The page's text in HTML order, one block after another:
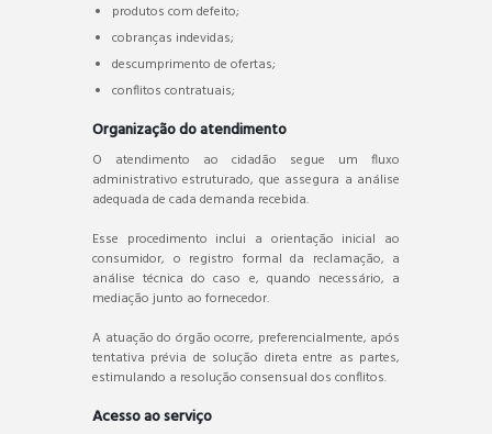
produtos com defeito;
cobranças indevidas;
descumprimento de ofertas;
conflitos contratuais;
Organização do atendimento
O atendimento ao cidadão segue um fluxo
administrativo estruturado, que assegura a análise
adequada de cada demanda recebida.
Esse procedimento inclui a orientação inicial ao
consumidor, o registro formal da reclamação, a
análise técnica do caso e, quando necessário, a
mediação junto ao fornecedor.
A atuação do órgão ocorre, preferencialmente, após
tentativa prévia de solução direta entre as partes,
estimulando a resolução consensual dos conflitos.
Acesso ao serviço